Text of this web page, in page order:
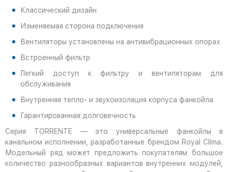
Классический дизайн
Изменяемая сторона подключения
Вентиляторы установлены на антивибрационных опорах
Встроенный фильтр
Легкий доступ к фильтру и вентиляторам для
обслуживания
Внутренняя тепло- и звукоизоляция корпуса фанкойла
Гарантированная долговечность
Серия TORRENTE — это универсальные фанкойлы в
канальном исполнении, разработанные брендом Royal Clima.
Модельный ряд может предложить покупателям большое
количество разнообразных вариантов внутренних модулей,